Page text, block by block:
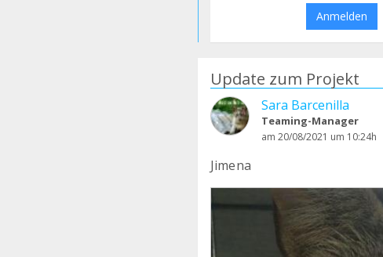
Anmelden
Update zum Projekt
Sara Barcenilla
Teaming-Manager
am 20/08/2021 um 10:24h
Jimena